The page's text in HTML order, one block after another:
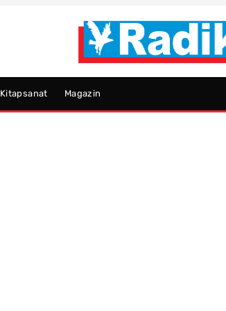
Kitapsanat Magazin